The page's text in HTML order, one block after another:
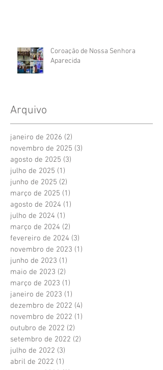
Coroação de Nossa Senhora
Aparecida
Arquivo
janeiro de 2026 (2)
novembro de 2025 (3)
agosto de 2025 (3)
julho de 2025 (1)
junho de 2025 (2)
março de 2025 (1)
agosto de 2024 (1)
julho de 2024 (1)
março de 2024 (2)
fevereiro de 2024 (3)
novembro de 2023 (1)
junho de 2023 (1)
maio de 2023 (2)
março de 2023 (1)
janeiro de 2023 (1)
dezembro de 2022 (4)
novembro de 2022 (1)
outubro de 2022 (2)
setembro de 2022 (2)
julho de 2022 (3)
abril de 2022 (1)